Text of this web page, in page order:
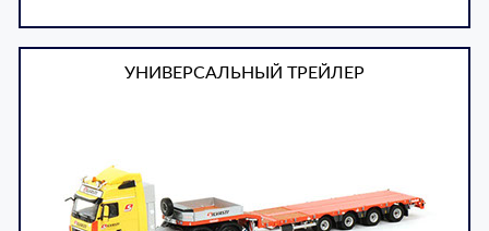
УНИВЕРСАЛЬНЫЙ ТРЕЙЛЕР